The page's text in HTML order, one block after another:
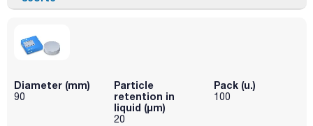
Diameter (mm)
90
Particle
retention in
liquid (μm)
20
Pack (u.)
100